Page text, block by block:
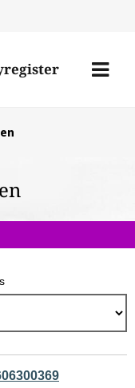
Menü